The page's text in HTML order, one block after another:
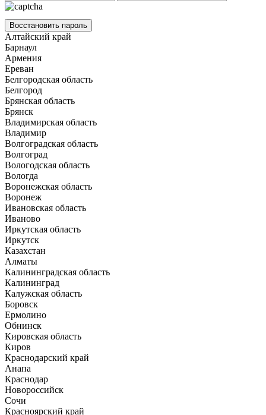
Восстановить пароль
Алтайский край
Барнаул
Армения
Ереван
Белгородская область
Белгород
Брянская область
Брянск
Владимирская область
Владимир
Волгоградская область
Волгоград
Вологодская область
Вологда
Воронежская область
Воронеж
Ивановская область
Иваново
Иркутская область
Иркутск
Казахстан
Алматы
Калининградская область
Калининград
Калужская область
Боровск
Ермолино
Обнинск
Кировская область
Киров
Краснодарский край
Анапа
Краснодар
Новороссийск
Сочи
Красноярский край